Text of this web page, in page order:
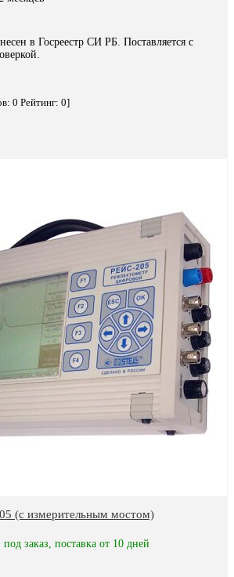
в Госреестр СИ РБ. Поставляется с
0 Рейтинг: 0]
(с измерительным мостом)
под заказ, поставка от 10 дней